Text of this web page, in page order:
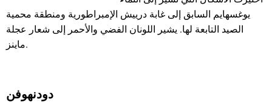
يوغسهايم السابق إلى غابة درييش الإمبراطورية ومنطقة محمية
الصيد التابعة لها. يشير اللونان الفضي والأحمر إلى شعار عجلة
ماينز.
دودنهوفن